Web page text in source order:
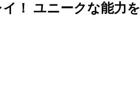
！ ユニークな能力